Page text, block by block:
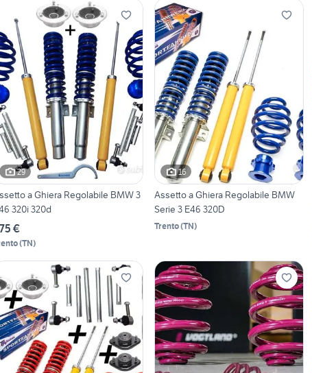
29
a Ghiera Regolabile BMW 3
320i 320d
€
(TN)
16
Assetto a Ghiera Regolabile BMW
Serie 3 E46 320D
Trento(TN)